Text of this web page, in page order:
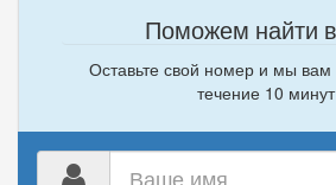
Поможем найти
Оставьте свой номер и мы
течение 10 минут